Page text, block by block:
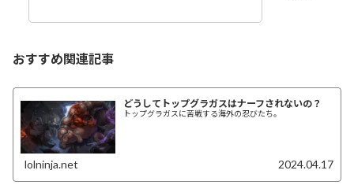
おすすめ関連記事
どうしてトップグラガスはナーフされないの？
トップグラガスに苦戦する海外の忍びたち。
lolninja.net 2024.04.17